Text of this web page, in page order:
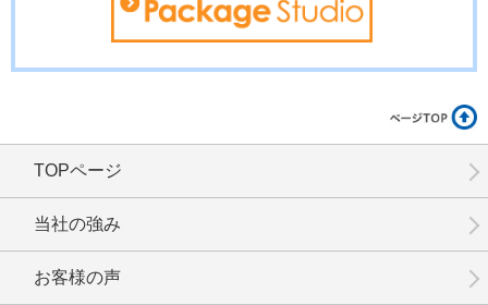
TOPページ
当社の強み
お客様の声